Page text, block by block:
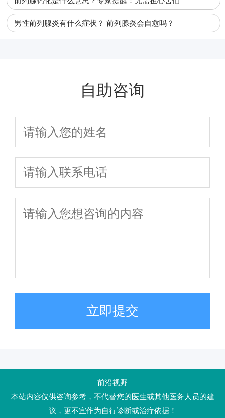
男性前列腺炎有什么症状？ 前列腺炎会自愈吗？
自助咨询
立即提交
前沿视野
本站内容仅供咨询参考，不代替您的医生或其他医务人员的建
议，更不宜作为自行诊断或治疗依据！